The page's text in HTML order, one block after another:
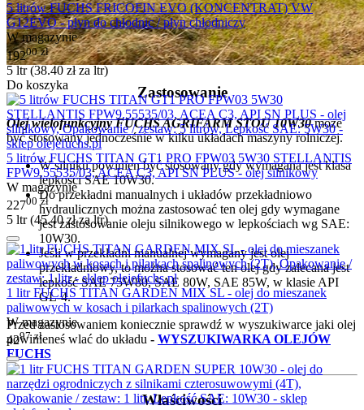
Zastosowanie
Olej wielofunkcyjny FUCHS AGRIFARM STOU 10W30może
być stosowany jednocześnie w kilku układach maszyny rolniczej.
W silniku powinien być stosowany gdy wymagana jest klasa
lepkości SAE 10W30.
Do przekładni manualnych i układów przekładniowo
hydraulicznych można zastosować ten olej gdy wymagane
jest zastosowanie oleju silnikowego w lepkościach wg SAE:
10W30.
Jeśli w przekładni manualnej wymagany jest olej
przekładniowy, to można stosować ten olej gdy zalecana jest
lepkość SAE 75W80, SAE 80W, SAE 85W, w klasie API
GL-4.
Przed zastosowaniem koniecznie sprawdź w wyszukiwarce jaki olej
powinieneś wlać do układu - WYSZUKIWARKA OLEJÓW
FUCHS
Właściwości
5 litrów FUCHS FRICOFIN EVO (KONCENTRAT) VW
G12EVO - płyn do chłodnic / płyn chłodniczy
W magazynie
19200 zł
5 ltr (38.40 złza ltr)
Do koszyka
5 litrów FUCHS TITAN GT1 PRO FPW03 5W30 STELLANTIS
FPW9.55535/03, ACEA C3, API SN PLUS - olej silnikowy
W magazynie
22700 zł
5 ltr (45.40złza ltr)
1 litr FUCHS TITAN GARDEN MIX SL - olej do mieszanek
paliwowych w kosach i pilarkach spalinowych (2T)
W magazynie
4297 zł